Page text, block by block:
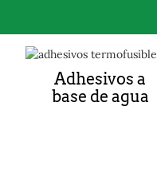
Adhesivos a
base de agua